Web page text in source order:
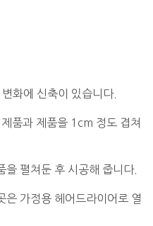
화에 신축이 있습니다.
품과 제품을 1cm 정도 겹쳐
을 펼쳐둔 후 시공해 줍니다.
은 가정용 헤어드라이어로 열